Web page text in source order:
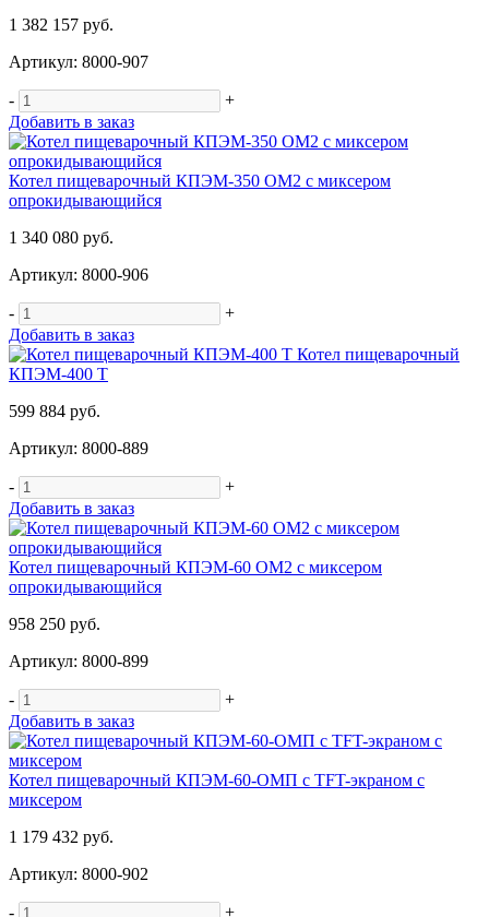
1 382 157 руб.
Артикул: 8000-907
-
+
Добавить в заказ
Котел пищеварочный КПЭМ-350 ОМ2 с миксером
опрокидывающийся
1 340 080 руб.
Артикул: 8000-906
-
+
Добавить в заказ
Котел пищеварочный
КПЭМ-400 Т
599 884 руб.
Артикул: 8000-889
-
+
Добавить в заказ
Котел пищеварочный КПЭМ-60 ОМ2 с миксером
опрокидывающийся
958 250 руб.
Артикул: 8000-899
-
+
Добавить в заказ
Котел пищеварочный КПЭМ-60-ОМП с TFT-экраном с
миксером
1 179 432 руб.
Артикул: 8000-902
-
+